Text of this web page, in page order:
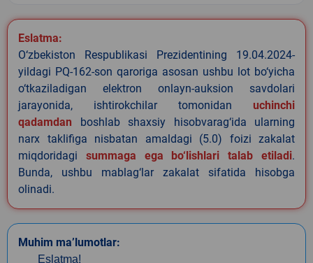
Eslatma:
O‘zbekiston Respublikasi Prezidentining 19.04.2024-
yildagi PQ-162-son qaroriga asosan ushbu lot bo‘yicha
o‘tkaziladigan elektron onlayn-auksion savdolari
jarayonida, ishtirokchilar tomonidan uchinchi
qadamdan boshlab shaxsiy hisobvarag‘ida ularning
narx taklifiga nisbatan amaldagi (5.0) foizi zakalat
miqdoridagi summaga ega bo‘lishlari talab etiladi.
Bunda, ushbu mablag‘lar zakalat sifatida hisobga
olinadi.
Muhim ma’lumotlar:
Eslatma!